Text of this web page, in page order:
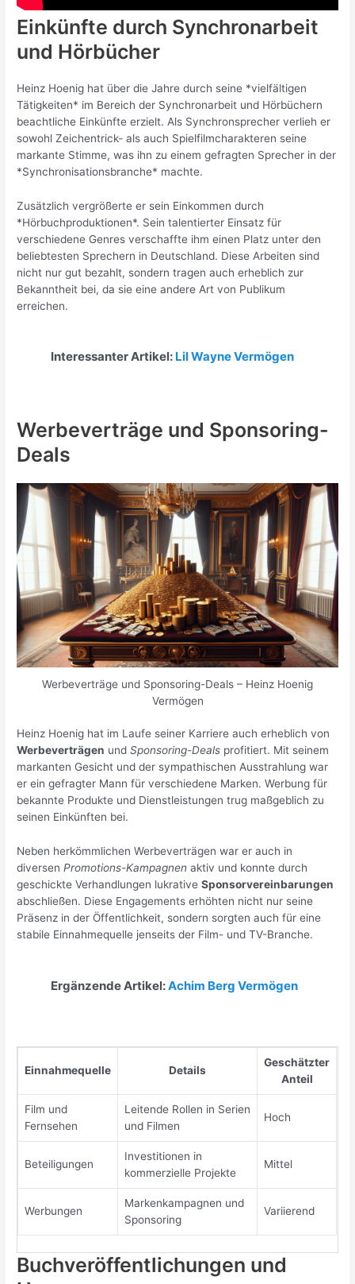
Einkünfte durch Synchronarbeit
und Hörbücher
Heinz Hoenig hat über die Jahre durch seine *vielfältigen
Tätigkeiten* im Bereich der Synchronarbeit und Hörbüchern
beachtliche Einkünfte erzielt. Als Synchronsprecher verlieh er
sowohl Zeichentrick- als auch Spielfilmcharakteren seine
markante Stimme, was ihn zu einem gefragten Sprecher in der
*Synchronisationsbranche* machte.
Zusätzlich vergrößerte er sein Einkommen durch
*Hörbuchproduktionen*. Sein talentierter Einsatz für
verschiedene Genres verschaffte ihm einen Platz unter den
beliebtesten Sprechern in Deutschland. Diese Arbeiten sind
nicht nur gut bezahlt, sondern tragen auch erheblich zur
Bekanntheit bei, da sie eine andere Art von Publikum
erreichen.
Interessanter Artikel: Lil Wayne Vermögen
Werbeverträge und Sponsoring-
Deals
Werbeverträge und Sponsoring-Deals – Heinz Hoenig
Vermögen
Heinz Hoenig hat im Laufe seiner Karriere auch erheblich von
Werbeverträgen undSponsoring-Deals profitiert. Mit seinem
markanten Gesicht und der sympathischen Ausstrahlung war
er ein gefragter Mann für verschiedene Marken. Werbung für
bekannte Produkte und Dienstleistungen trug maßgeblich zu
seinen Einkünften bei.
Neben herkömmlichen Werbeverträgen war er auch in
diversenPromotions-Kampagnen aktiv und konnte durch
geschickte Verhandlungen lukrativeSponsorvereinbarungen
abschließen. Diese Engagements erhöhten nicht nur seine
Präsenz in der Öffentlichkeit, sondern sorgten auch für eine
stabile Einnahmequelle jenseits der Film- und TV-Branche.
Ergänzende Artikel:Achim Berg Vermögen
Einnahmequelle Details
Geschätzter
Anteil
Film und
Fernsehen
Leitende Rollen in Serien
und Filmen
Hoch
Beteiligungen
Investitionen in
kommerzielle Projekte
Mittel
Werbungen
Markenkampagnen und
Sponsoring
Variierend
Buchveröffentlichungen und